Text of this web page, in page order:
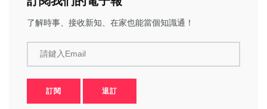
了解時事、接收新知、在家也能當個知識通！
請鍵入Email
訂閱 退訂